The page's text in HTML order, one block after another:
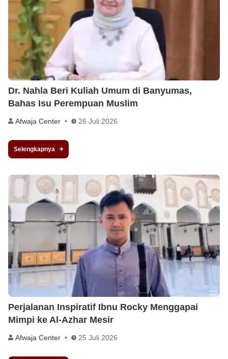
Dr. Nahla Beri Kuliah Umum di Banyumas,
Bahas Isu Perempuan Muslim
Afwaja Center 26 Juli 2026
Selengkapnya
Perjalanan Inspiratif Ibnu Rocky Menggapai
Mimpi ke Al-Azhar Mesir
Afwaja Center 25 Juli 2026